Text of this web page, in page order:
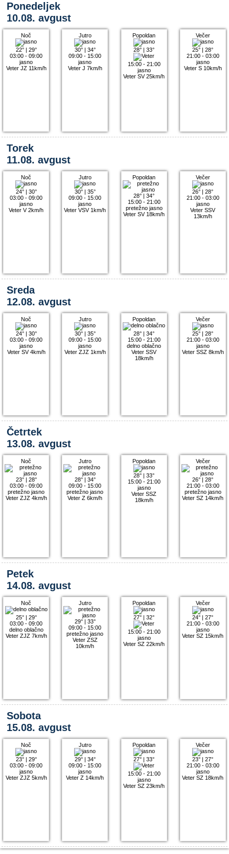
Ponedeljek
10.08. avgust
Noč
22°| 29°
03:00 - 09:00
jasno
Veter JZ 11km/h
Jutro
30°| 34°
09:00 - 15:00
jasno
Veter J 7km/h
Popoldan
28° |33°
15:00 - 21:00
jasno
Veter SV 25km/h
Večer
25° |28°
21:00 - 03:00
jasno
Veter S 10km/h
Torek
11.08. avgust
Noč
24°| 30°
03:00 - 09:00
jasno
Veter V 2km/h
Jutro
30°| 35°
09:00 - 15:00
jasno
Veter VSV 1km/h
Popoldan
28° |34°
15:00 - 21:00
pretežno jasno
Veter SV 18km/h
Večer
26° |28°
21:00 - 03:00
jasno
Veter SSV
13km/h
Sreda
12.08. avgust
Noč
24°| 30°
03:00 - 09:00
jasno
Veter SV 4km/h
Jutro
30°| 35°
09:00 - 15:00
jasno
Veter ZJZ 1km/h
Popoldan
28° |34°
15:00 - 21:00
delno oblačno
Veter SSV
18km/h
Večer
25° |28°
21:00 - 03:00
jasno
Veter SSZ 8km/h
Četrtek
13.08. avgust
Noč
23°| 28°
03:00 - 09:00
pretežno jasno
Veter ZJZ 4km/h
Jutro
28°| 34°
09:00 - 15:00
pretežno jasno
Veter Z 6km/h
Popoldan
28° |33°
15:00 - 21:00
jasno
Veter SSZ
18km/h
Večer
26° |28°
21:00 - 03:00
pretežno jasno
Veter SZ 14km/h
Petek
14.08. avgust
Noč
25°| 29°
03:00 - 09:00
delno oblačno
Veter ZJZ 7km/h
Jutro
29°| 33°
09:00 - 15:00
pretežno jasno
Veter ZSZ
10km/h
Popoldan
27° |32°
15:00 - 21:00
jasno
Veter SZ 22km/h
Večer
24° |27°
21:00 - 03:00
jasno
Veter SZ 15km/h
Sobota
15.08. avgust
Noč
23°| 29°
03:00 - 09:00
jasno
Veter ZJZ 5km/h
Jutro
29°| 34°
09:00 - 15:00
jasno
Veter Z 14km/h
Popoldan
27° |33°
15:00 - 21:00
jasno
Veter SZ 23km/h
Večer
23° |27°
21:00 - 03:00
jasno
Veter SZ 18km/h